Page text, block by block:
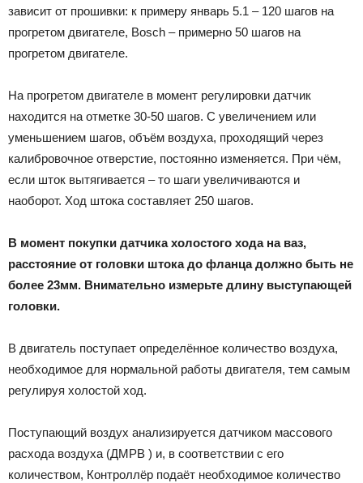
зависит от прошивки: к примеру январь 5.1 – 120 шагов на
прогретом двигателе, Bosch – примерно 50 шагов на
прогретом двигателе.
На прогретом двигателе в момент регулировки датчик
находится на отметке 30-50 шагов. С увеличением или
уменьшением шагов, объём воздуха, проходящий через
калибровочное отверстие, постоянно изменяется. При чём,
если шток вытягивается – то шаги увеличиваются и
наоборот. Ход штока составляет 250 шагов.
В момент покупки датчика холостого хода на ваз,
расстояние от головки штока до фланца должно быть не
более 23мм. Внимательно измерьте длину выступающей
головки.
В двигатель поступает определённое количество воздуха,
необходимое для нормальной работы двигателя, тем самым
регулируя холостой ход.
Поступающий воздух анализируется датчиком массового
расхода воздуха (ДМРВ ) и, в соответствии с его
количеством, Контроллёр подаёт необходимое количество